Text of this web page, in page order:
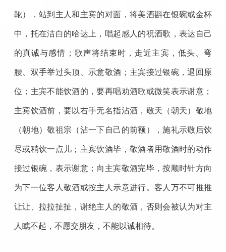
靴），站到主人和主宾的对面，将美酒斟在银碗或金杯
中，托在洁白的哈达上，唱起感人的祝酒歌，表达自己
的真诚与感情；歌声将结束时，走近主宾，低头、弯
腰、双手举过头顶、示意敬酒；主宾接过银碗，退回原
位；主宾不能饮酒的，要再唱劝酒歌或微笑表示谢意；
主宾饮酒前，要以右手无名指沾酒，敬天（朝天）敬地
（朝地）敬祖宗（沾一下自己的前额），施礼示敬后饮
尽或稍饮一点儿；主宾饮酒毕，敬酒者用敬酒时的动作
接过银碗，表示谢意；向主宾敬酒完毕，按顺时针方向
为下一位客人敬酒或按主人示意进行。客人万不可推推
让让、拉拉扯扯，谢绝主人的敬酒，否则会被认为对主
人瞧不起，不愿交朋友，不能以诚相待。